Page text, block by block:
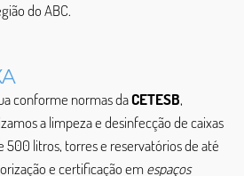
do ABC.
conforme normas daCETESB,
a limpeza e desinfecção de caixas
500 litros, torres e reservatórios de até
e certificação emespaços